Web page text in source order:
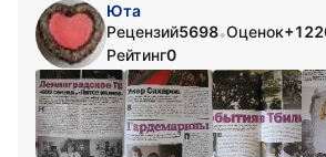
Юта
Рецензий5698•Оценок
Рейтинг0